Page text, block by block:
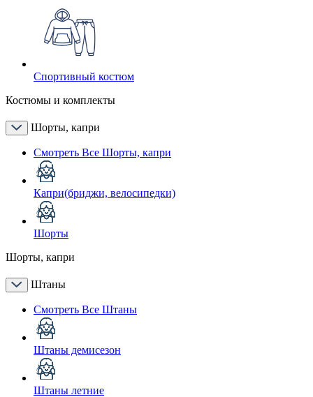
Спортивный костюм
Костюмы и комплекты
Шорты, капри
Смотреть Все Шорты, капри
Капри(бриджи, велосипедки)
Шорты
Шорты, капри
Штаны
Смотреть Все Штаны
Штаны демисезон
Штаны летние